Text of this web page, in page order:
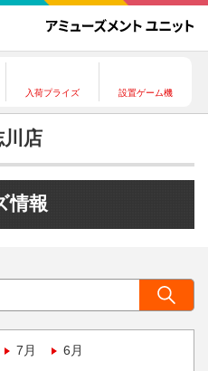
入荷プライズ 設置ゲーム機
店
情報
7月 6月